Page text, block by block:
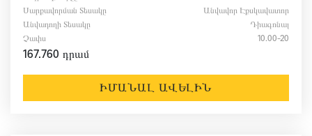
Սարքավորման Տեսակը
Անվավոր Էքսկավատոր
Անվադողի Տեսակը
Դիագոնալ
Չափս
10.00-20
167.760 դրամ
ԻՄԱՆԱԼ ԱՎԵԼԻՆ